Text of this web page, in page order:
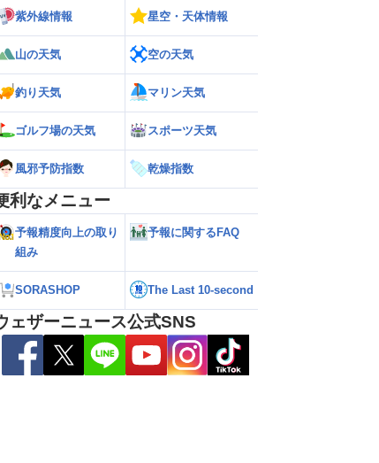
】新潟は線状降
気象防災速報・
【お盆と台風15号】台風は東北接近のお
それ 接近後はゲリラ雷雨の頻度高まる
紫外線情報 星空・天体情報
山の天気 空の天気
釣り天気 マリン天気
ゴルフ場の天気 スポーツ天気
風邪予防指数 乾燥指数
利なメニュー
予報精度向上の取り
組み
予報に関するFAQ
SORASHOP The Last 10-second
ェザーニュース公式SNS